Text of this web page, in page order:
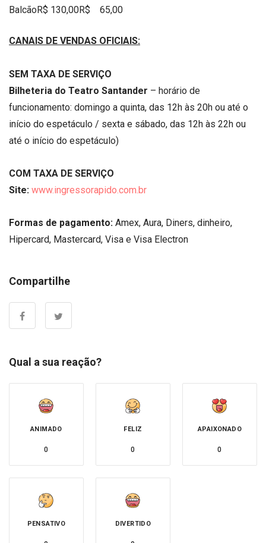
BalcãoR$ 130,00R$ 65,00
CANAIS DE VENDAS OFICIAIS:
SEM TAXA DE SERVIÇO
Bilheteria do Teatro Santander – horário de
funcionamento: domingo a quinta, das 12h às 20h ou até o
início do espetáculo / sexta e sábado, das 12h às 22h ou
até o início do espetáculo)
COM TAXA DE SERVIÇO
Site: www.ingressorapido.com. br
Formas de pagamento: Amex, Aura, Diners, dinheiro,
Hipercard, Mastercard, Visa e Visa Electron
Compartilhe
Qual a sua reação?
ANIMADO
0
FELIZ
0
APAIXONADO
0
PENSATIVO DIVERTIDO